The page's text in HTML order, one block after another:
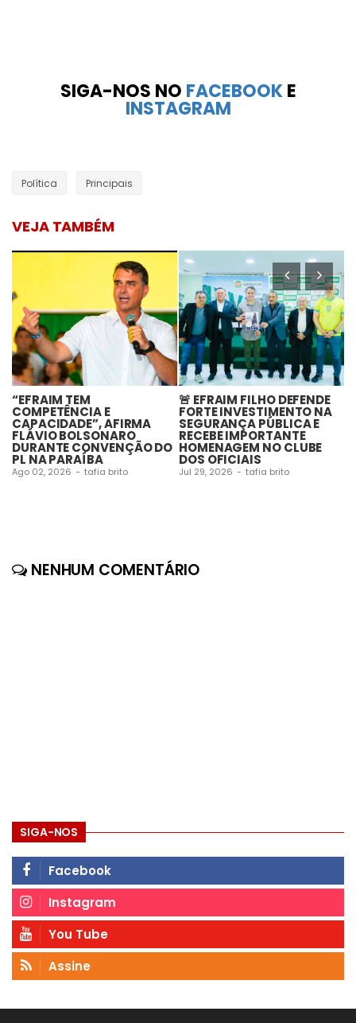
SIGA-NOS NO FACEBOOKE
INSTAGRAM
Política Principais
VEJA TAMBÉM
“EFRAIM TEM
COMPETÊNCIA E
CAPACIDADE”, AFIRMA
FLÁVIO BOLSONARO
DURANTE CONVENÇÃO DO
PL NA PARAÍBA
Ago 02, 2026 - tafia brito
🚨 EFRAIM FILHO DEFENDE
FORTE INVESTIMENTO NA
SEGURANÇA PÚBLICA E
RECEBE IMPORTANTE
HOMENAGEM NO CLUBE
DOS OFICIAIS
Jul 29, 2026 - tafia brito
NENHUM COMENTÁRIO
SIGA-NOS
Facebook
Instagram
You Tube
Assine